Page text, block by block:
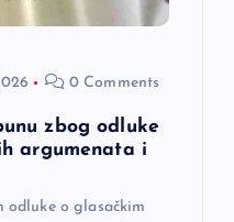
0 Comments
zbog odluke
argumenata i
odluke o glasačkim